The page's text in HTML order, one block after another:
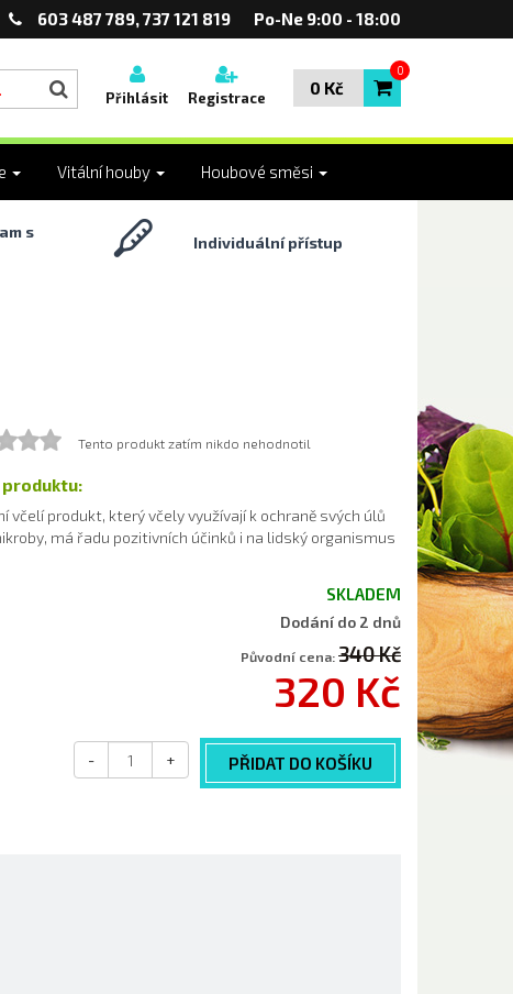
603 487 789, 737 121 819 Po-Ne 9:00 - 18:00
Přihlásit Registrace 0 Kč
0
Vitální houby Houbové směsi
s
Individuální přístup
Tento produkt zatím nikdo nehodnotil
produktu:
včelí produkt, který včely využívají k ochraně svých úlů
má řadu pozitivních účinků i na lidský organismus
SKLADEM
Dodání do 2 dnů
Původní cena:340 Kč
320 Kč
PŘIDAT DO KOŠÍKU
- +